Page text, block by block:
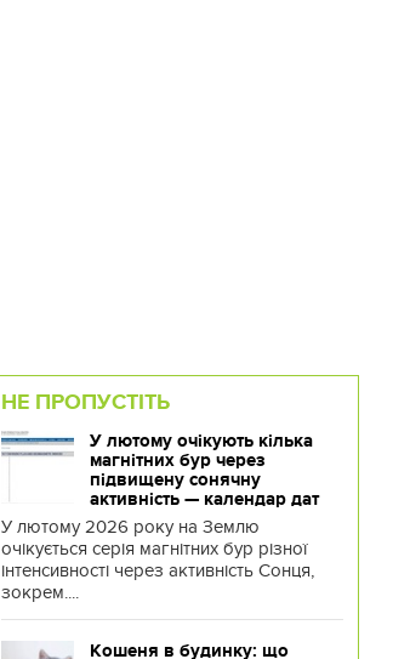
НЕ ПРОПУСТІТЬ
У лютому очікують кілька
магнітних бур через
підвищену сонячну
активність — календар дат
У лютому 2026 року на Землю
очікується серія магнітних бур різної
інтенсивності через активність Сонця,
зокрем....
Кошеня в будинку: що